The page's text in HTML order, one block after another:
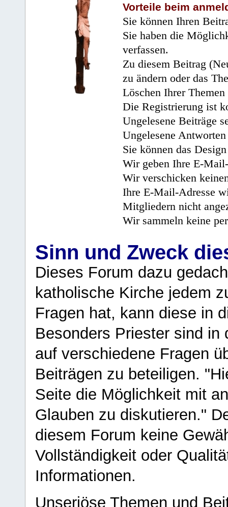
Vorteile beim
Sie können Ihren
Sie haben die
verfassen.
Zu diesem Beitrag
zu ändern oder das
Löschen Ihrer
Die Registrierung ist
Ungelesene Beiträge
Ungelesene
Sie können das
Wir geben Ihre E-
Wir verschicken
Ihre E-Mail-Adresse
Mitgliedern nicht
Wir sammeln keine
Sinn und Zweck
Dieses Forum dazu
katholische Kirche jedem
Fragen hat, kann diese in
Besonders Priester sind in
auf verschiedene Fragen
Beiträgen zu beteiligen.
Seite die Möglichkeit mit
Glauben zu diskutieren."
diesem Forum keine
Vollständigkeit oder
Informationen.
Unseriöse Themen und